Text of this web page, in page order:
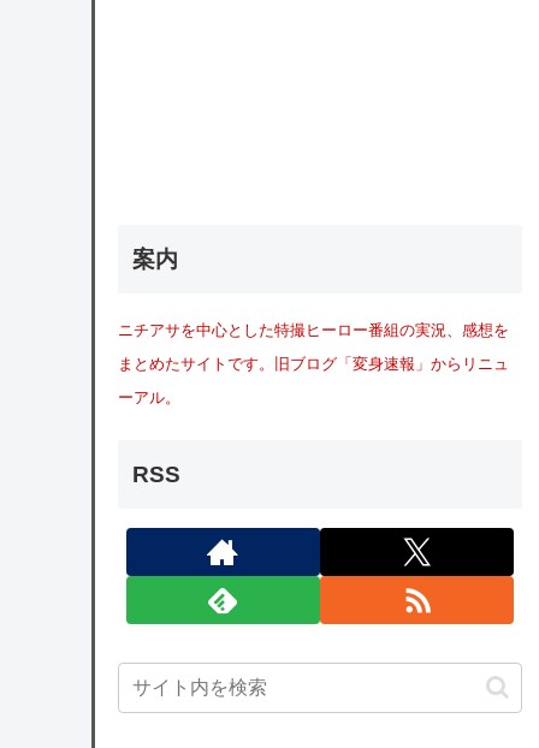
案内
ニチアサを中心とした特撮ヒーロー番組の実況、感想を
まとめたサイトです。旧ブログ「変身速報」からリニュ
ーアル。
RSS